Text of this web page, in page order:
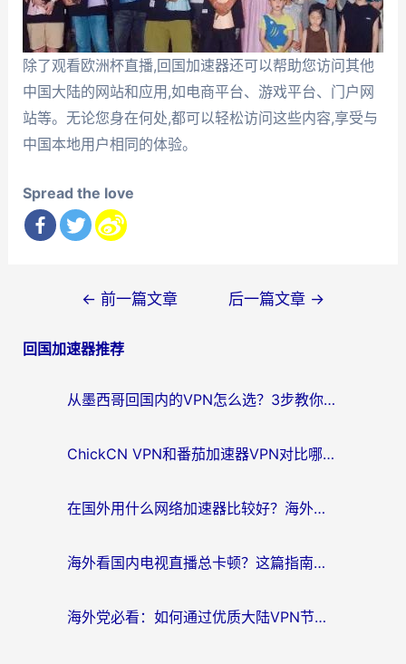
除了观看欧洲杯直播,回国加速器还可以帮助您访问其他
中国大陆的网站和应用,如电商平台、游戏平台、门户网
站等。无论您身在何处,都可以轻松访问这些内容,享受与
中国本地用户相同的体验。
Spread the love
导
← 前一篇文章 后一篇文章 →
回国加速器推荐
从墨西哥回国内的VPN怎么选？3步教你无缝刷剧、玩国服游戏
ChickCN VPN和番茄加速器VPN对比哪个回国效果更好？海外党亲测后的真实答案
在国外用什么网络加速器比较好？海外党亲测：从痛点到解决方案的全攻略
海外看国内电视直播总卡顿？这篇指南教你选对回国加速器，无缝追剧不发愁
海外党必看：如何通过优质大陆VPN节点无缝访问国内资源？